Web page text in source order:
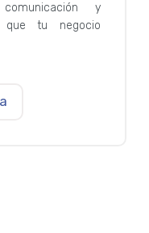
y
que tu negocio